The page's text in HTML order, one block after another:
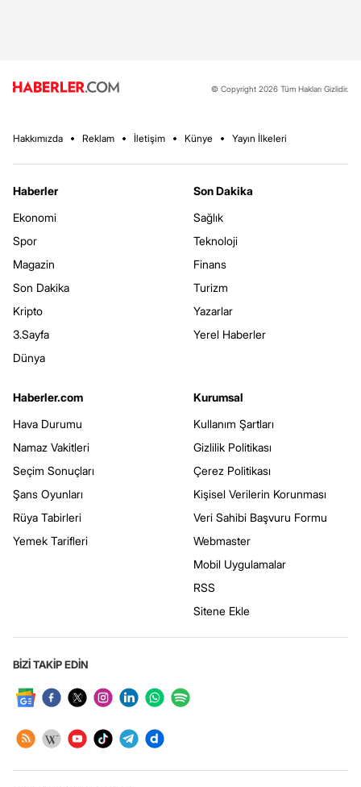
© Copyright 2026 Tüm Hakları Gizlidir.
Hakkımızda Reklam İletişim Künye Yayın İlkeleri
Haberler
Ekonomi
Spor
Magazin
Son Dakika
Kripto
3.Sayfa
Dünya
Son Dakika
Sağlık
Teknoloji
Finans
Turizm
Yazarlar
Yerel Haberler
Haberler.com
Hava Durumu
Namaz Vakitleri
Seçim Sonuçları
Şans Oyunları
Rüya Tabirleri
Yemek Tarifleri
Kurumsal
Kullanım Şartları
Gizlilik Politikası
Çerez Politikası
Kişisel Verilerin Korunması
Veri Sahibi Başvuru Formu
Webmaster
Mobil Uygulamalar
RSS
Sitene Ekle
BİZİ TAKİP EDİN